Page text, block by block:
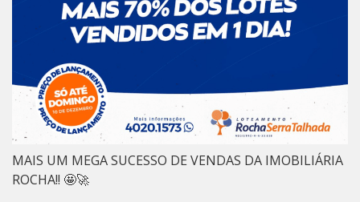
MAIS UM MEGA SUCESSO DE VENDAS DA IMOBILIÁRIA
ROCHA!! 🤩🚀